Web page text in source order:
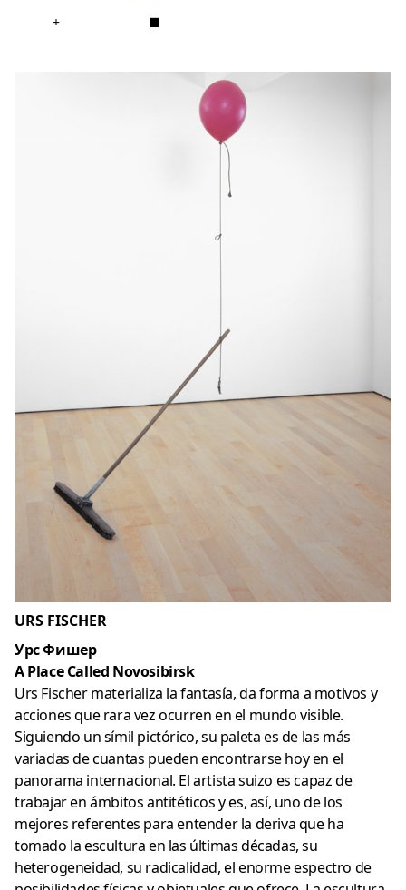
+ ■
URS FISCHER
Урс Фишер
A Place Called Novosibirsk
Urs Fischer materializa la fantasía, da forma a motivos y
acciones que rara vez ocurren en el mundo visible.
Siguiendo un símil pictórico, su paleta es de las más
variadas de cuantas pueden encontrarse hoy en el
panorama internacional. El artista suizo es capaz de
trabajar en ámbitos antitéticos y es, así, uno de los
mejores referentes para entender la deriva que ha
tomado la escultura en las últimas décadas, su
heterogeneidad, su radicalidad, el enorme espectro de